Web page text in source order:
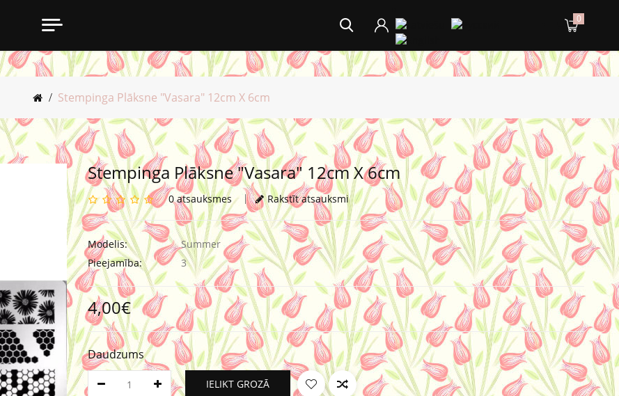
0
Stempinga Plāksne "Vasara" 12cm X 6cm
Stempinga Plāksne "Vasara" 12cm X 6cm
0 atsauksmes Rakstīt atsauksmi
Modelis:
Summer
Pieejamība:
3
4,00€
Daudzums
IELIKT GROZĀ